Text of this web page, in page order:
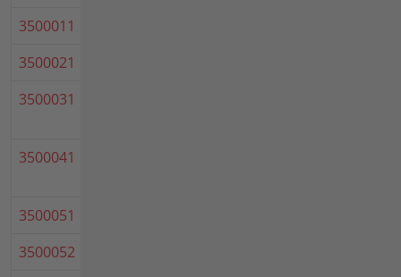
3500011
3500021
3500031
3500041
3500051
3500052